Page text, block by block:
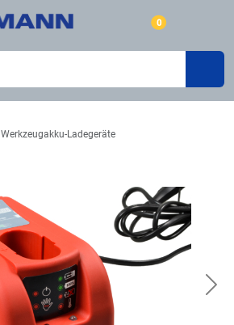
0
Werkzeugakku-Ladegeräte